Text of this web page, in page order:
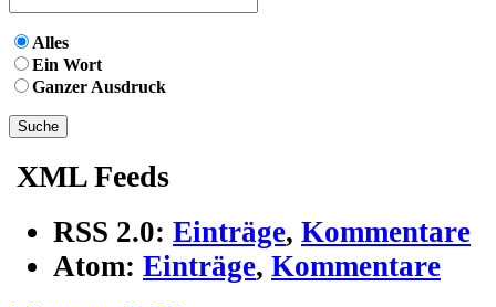
Alles
Ein Wort
Ganzer Ausdruck
XML Feeds
RSS 2.0: Einträge, Kommentare
Atom: Einträge, Kommentare